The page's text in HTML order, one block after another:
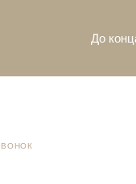
До